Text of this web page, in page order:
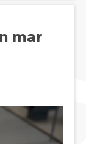
mar